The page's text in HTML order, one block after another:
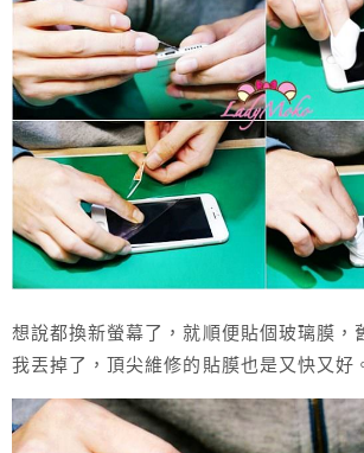
想說都換新螢幕了，就順便貼個玻璃膜，
我丟掉了，頂尖維修的貼膜也是又快又好